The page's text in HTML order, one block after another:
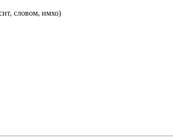
словом, имхо)